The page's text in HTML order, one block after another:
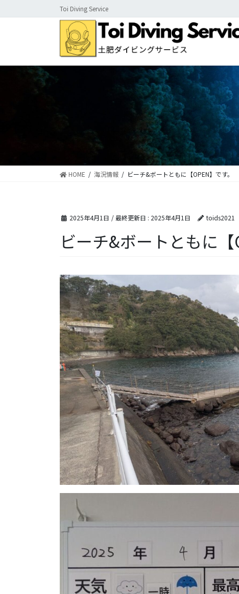
ン
に
ビ
ョ
Toi Diving Service
HOME 海況情報 ビーチ&ボートともに【OPEN】です。
2025年4月1日 / 最終更新日 : 2025年4月1日 toids2021
ビーチ&ボートともに【